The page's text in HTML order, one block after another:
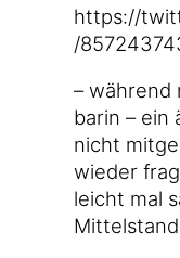
https://​
/​
– wäh­rend
ba­rin – ein
nicht
wie­der
leicht mal